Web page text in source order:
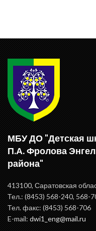
МБУ ДО "Детская
П.А. Фролова
района"
413100, Саратовская
Тел.: (8453) 568-240, 568-
Тел. факс: (8453) 568-706
E-mail: dwi1_eng@mail.ru